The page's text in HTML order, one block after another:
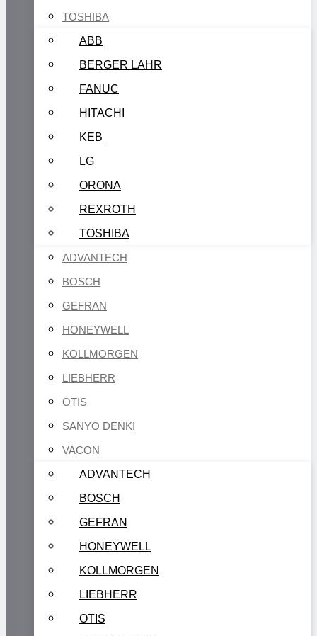
TOSHIBA
ABB
BERGER LAHR
FANUC
HITACHI
KEB
LG
ORONA
REXROTH
TOSHIBA
ADVANTECH
BOSCH
GEFRAN
HONEYWELL
KOLLMORGEN
LIEBHERR
OTIS
SANYO DENKI
VACON
ADVANTECH
BOSCH
GEFRAN
HONEYWELL
KOLLMORGEN
LIEBHERR
OTIS